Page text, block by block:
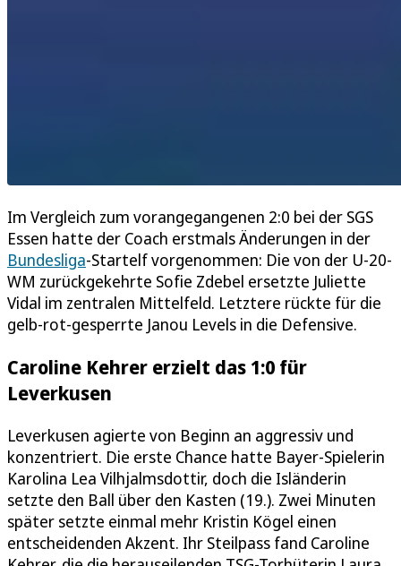
Im Vergleich zum vorangegangenen 2:0 bei der SGS
Essen hatte der Coach erstmals Änderungen in der
Bundesliga-Startelf vorgenommen: Die von der U-20-
WM zurückgekehrte Sofie Zdebel ersetzte Juliette
Vidal im zentralen Mittelfeld. Letztere rückte für die
gelb-rot-gesperrte Janou Levels in die Defensive.
Caroline Kehrer erzielt das 1:0 für
Leverkusen
Leverkusen agierte von Beginn an aggressiv und
konzentriert. Die erste Chance hatte Bayer-Spielerin
Karolina Lea Vilhjalmsdottir, doch die Isländerin
setzte den Ball über den Kasten (19.). Zwei Minuten
später setzte einmal mehr Kristin Kögel einen
entscheidenden Akzent. Ihr Steilpass fand Caroline